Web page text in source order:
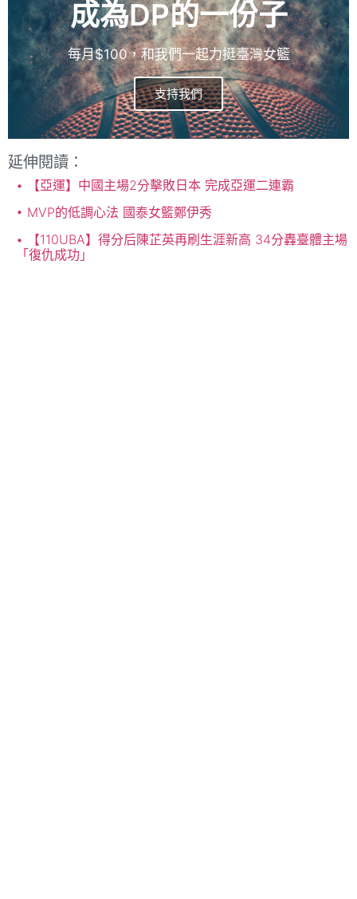
成為DP的一份子
每月$100，和我們一起力挺臺灣女籃
支持我們
延伸閱讀：
【亞運】中國主場2分擊敗日本 完成亞運二連霸
MVP的低調心法 國泰女籃鄭伊秀
【110UBA】得分后陳芷英再刷生涯新高 34分轟臺體主場
「復仇成功」